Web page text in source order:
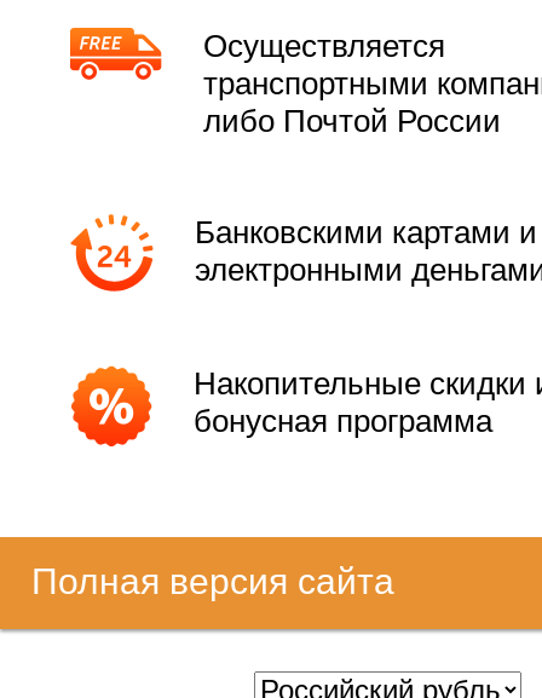
Осуществляется
транспортными
либо Почтой России
Банковскими картами и
электронными
Накопительные скидки
бонусная программа
Полная версия сайта